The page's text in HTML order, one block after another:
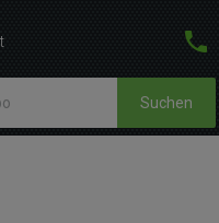
Suchen